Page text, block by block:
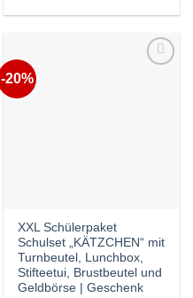
war:
ist:
-20%
XXL Schülerpaket
Schulset „KÄTZCHEN“ mit
Turnbeutel, Lunchbox,
Stifteetui, Brustbeutel und
Geldbörse | Geschenk